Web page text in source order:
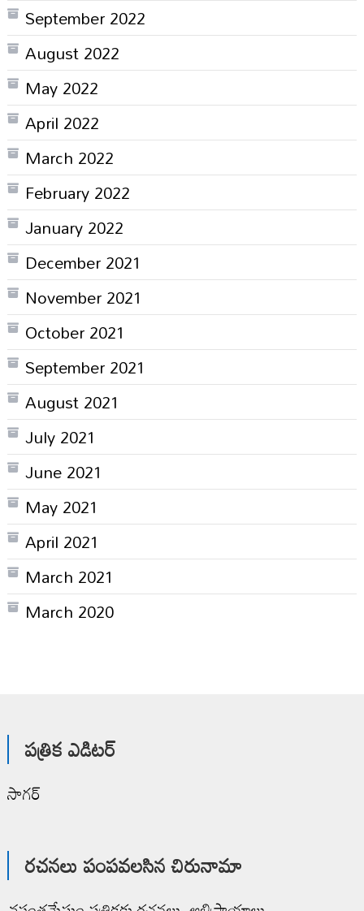
September 2022
August 2022
May 2022
April 2022
March 2022
February 2022
January 2022
December 2021
November 2021
October 2021
September 2021
August 2021
July 2021
June 2021
May 2021
April 2021
March 2021
March 2020
పత్రిక ఎడిటర్
సాగర్
రచనలు పంపవలసిన చిరునామా